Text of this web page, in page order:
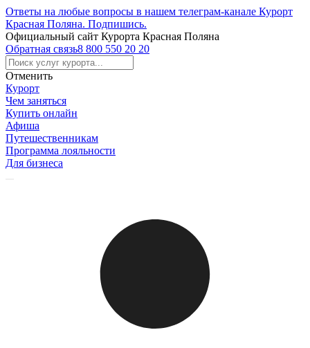
Ответы на любые вопросы в нашем телеграм-канале Курорт
Красная Поляна. Подпишись.
Официальный сайт Курорта Красная Поляна
Обратная связь8 800 550 20 20
Отменить
Курорт
Чем заняться
Купить онлайн
Афиша
Путешественникам
Программа лояльности
Для бизнеса